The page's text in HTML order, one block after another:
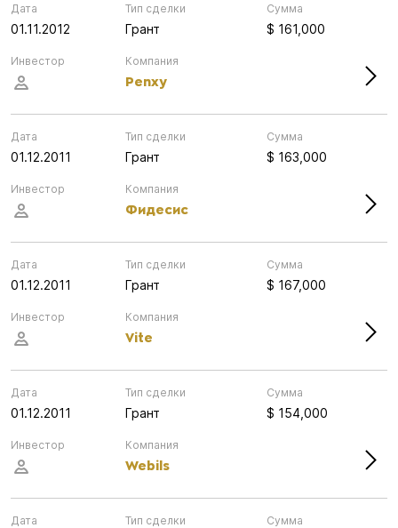
Дата
01.11.2012
Компания
Penxy
Инвестор
Тип сделки
Грант
Сумма
$ 161,000
Дата
01.12.2011
Компания
Фидесис
Инвестор
Тип сделки
Грант
Сумма
$ 163,000
Дата
01.12.2011
Компания
Vite
Инвестор
Тип сделки
Грант
Сумма
$ 167,000
Дата
01.12.2011
Компания
Webils
Инвестор
Тип сделки
Грант
Сумма
$ 154,000
Дата Тип сделки Сумма